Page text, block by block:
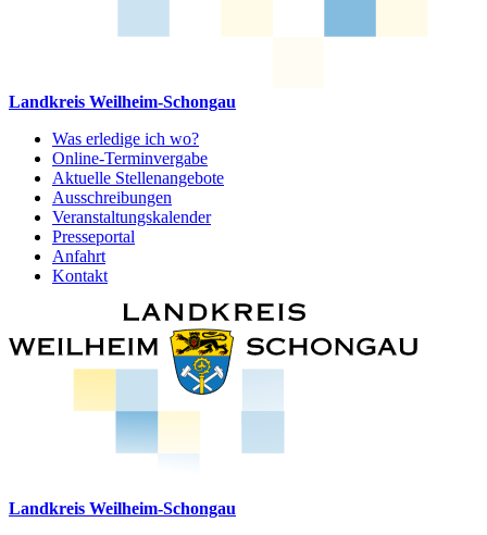
Landkreis Weilheim-Schongau
Was erledige ich wo?
Online-Terminvergabe
Aktuelle Stellenangebote
Ausschreibungen
Veranstaltungskalender
Presseportal
Anfahrt
Kontakt
Landkreis Weilheim-Schongau